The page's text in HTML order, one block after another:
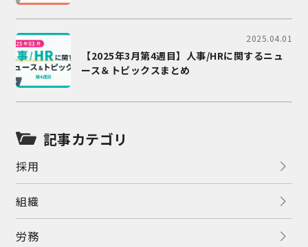
2025.04.01
【2025年3月第4週目】人事/HRに関するニュ
ース＆トピックスまとめ
記事カテゴリ
採用
組織
労務